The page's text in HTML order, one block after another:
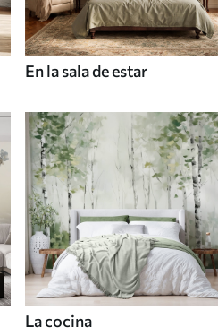
En la sala de estar
La cocina